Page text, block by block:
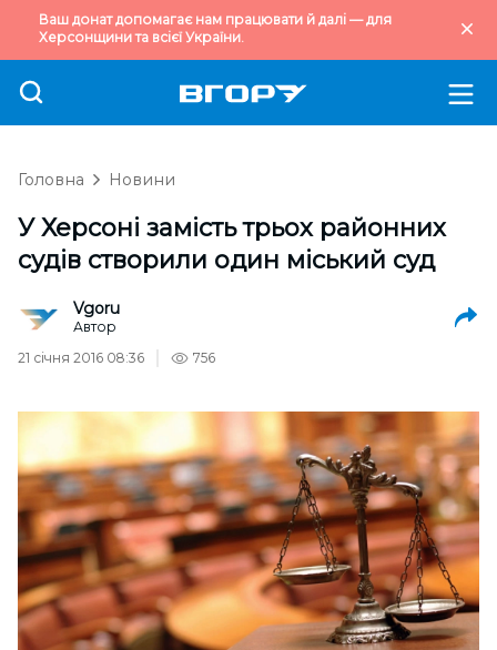
Ваш донат допомагає нам працювати й далі — для
Херсонщини та всієї України.
Головна Новини
У Херсоні замість трьох районних
судів створили один міський суд
Vgoru
Автор
21 січня 2016 08:36
756